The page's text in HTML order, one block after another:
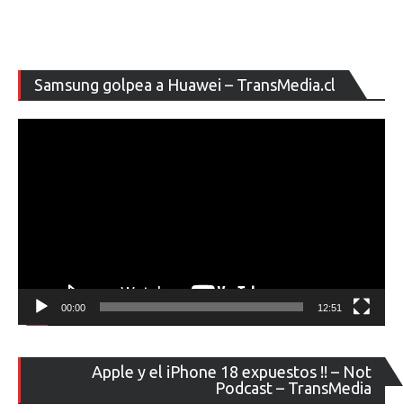
Samsung golpea a Huawei – TransMedia.cl
de
00:00 12:51
Apple y el iPhone 18 expuestos !! – Not
Podcast – TransMedia
de